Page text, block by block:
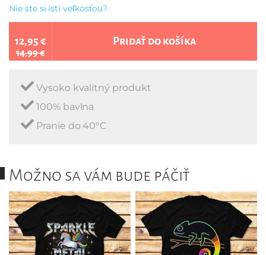
Nie ste si istí veľkosťou?
12,95 €
14,99 €
Pridať do košíka
Vysoko kvalitný produkt
100% bavlna
Pranie do 40°C
Možno sa vám bude páčiť